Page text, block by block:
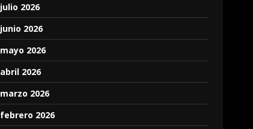
julio 2026
junio 2026
mayo 2026
abril 2026
marzo 2026
febrero 2026